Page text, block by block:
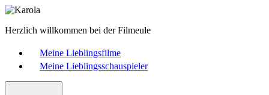
Herzlich willkommen bei der Filmeule
Meine Lieblingsfilme
Meine Lieblingsschauspieler